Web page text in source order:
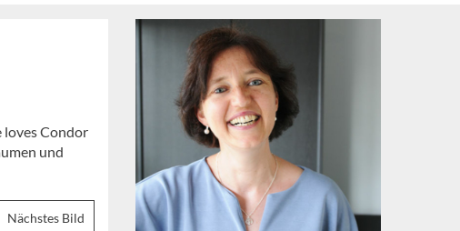
loves Condor
und
Nächstes Bild